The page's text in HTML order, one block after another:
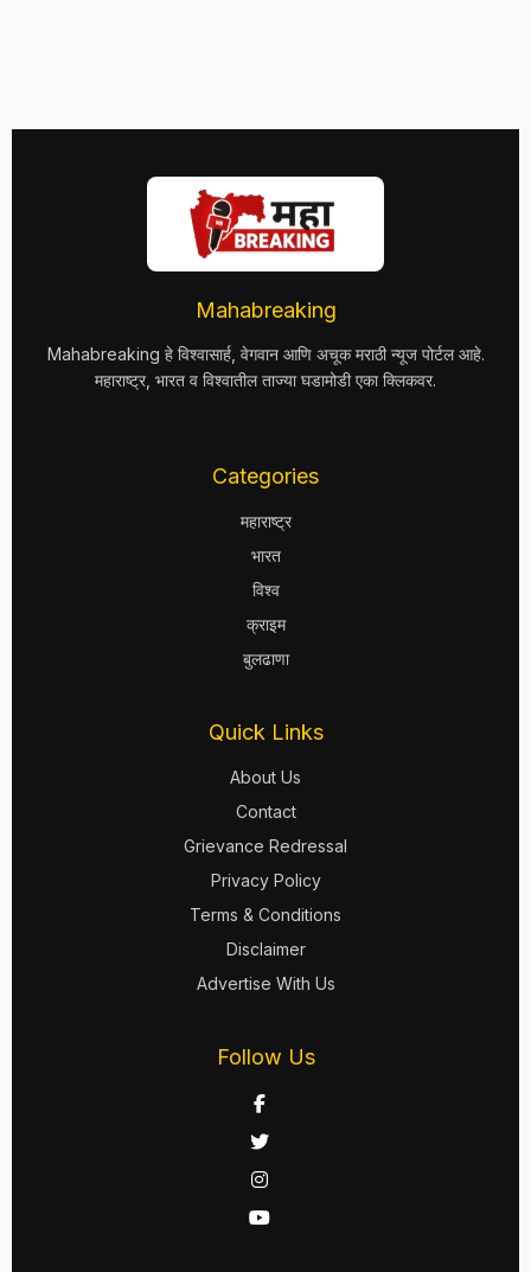
Mahabreaking
Mahabreaking हे विश्वासार्ह, वेगवान आणि अचूक मराठी न्यूज पोर्टल आहे.
महाराष्ट्र, भारत व विश्वातील ताज्या घडामोडी एका क्लिकवर.
Categories
महाराष्ट्र
भारत
विश्व
क्राइम
बुलढाणा
Quick Links
About Us
Contact
Grievance Redressal
Privacy Policy
Terms & Conditions
Disclaimer
Advertise With Us
Follow Us